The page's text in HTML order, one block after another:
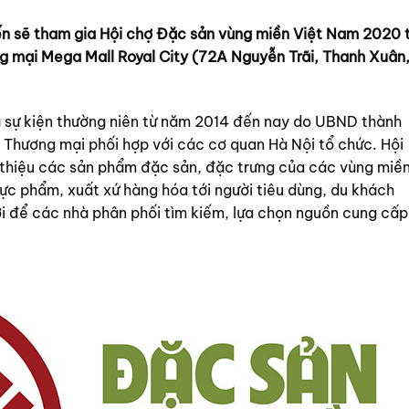
sẽ tham gia Hội chợ Đặc sản vùng miền Việt Nam 2020
Mega Mall Royal City (72A Nguyễn Trãi, Thanh Xuân,
kiện thường niên từ năm 2014 đến nay do UBND thành
mại phối hợp với các cơ quan Hà Nội tổ chức. Hội
các sản phẩm đặc sản, đặc trưng của các vùng
phẩm, xuất xứ hàng hóa tới người tiêu dùng, du khách
để các nhà phân phối tìm kiếm, lựa chọn nguồn cung cấp